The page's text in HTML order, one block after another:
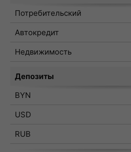
Потребительский
Автокредит
Недвижимость
Депозиты
BYN
USD
RUB